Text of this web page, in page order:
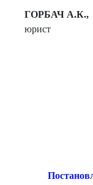
ГОРБАЧ А.К.,
юрист